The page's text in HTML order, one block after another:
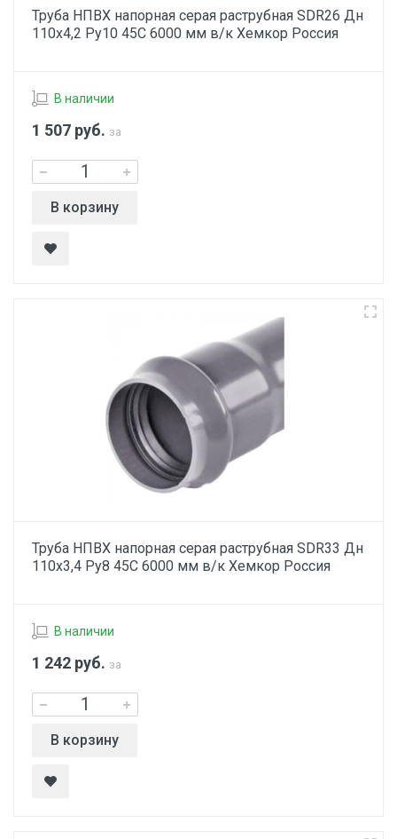
Труба НПВХ напорная серая раструбная SDR26 Дн
110х4,2 Ру10 45С 6000 мм в/к Хемкор Россия
В наличии
1 507 руб. за
В корзину
Труба НПВХ напорная серая раструбная SDR33 Дн
110х3,4 Ру8 45С 6000 мм в/к Хемкор Россия
В наличии
1 242 руб. за
В корзину